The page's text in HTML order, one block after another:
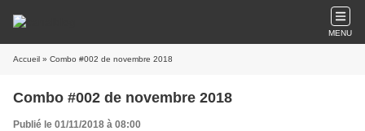
MENU
Accueil » Combo #002 de novembre 2018
Combo #002 de novembre 2018
Publié le 01/11/2018 à 08:00